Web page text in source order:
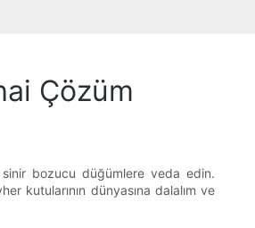
Çözüm
sinir bozucu düğümlere veda edin.
kutularının dünyasına dalalım ve